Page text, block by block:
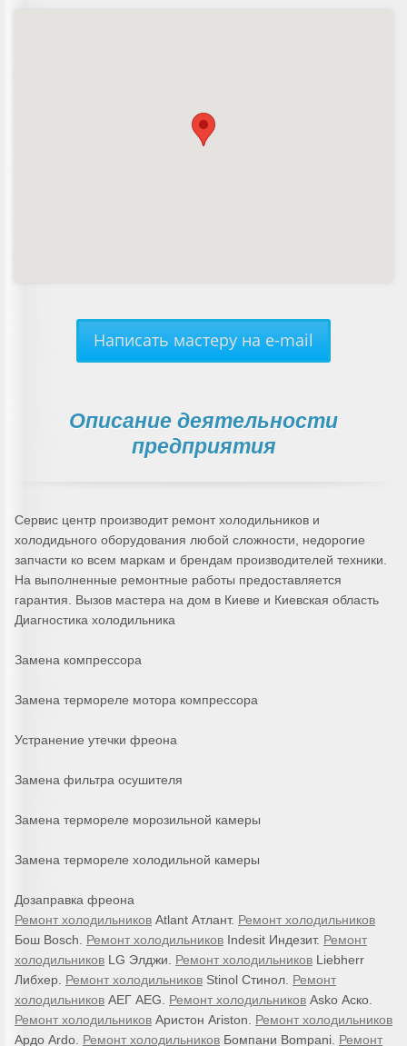
Написать мастеру на e-mail
Описание деятельности
предприятия
Сервис центр производит ремонт холодильников и
холодидьного оборудования любой сложности, недорогие
запчасти ко всем маркам и брендам производителей техники.
На выполненные ремонтные работы предоставляется
гарантия. Вызов мастера на дом в Киеве и Киевская область
Диагностика холодильника
Замена компрессора
Замена термореле мотора компрессора
Устранение утечки фреона
Замена фильтра осушителя
Замена термореле морозильной камеры
Замена термореле холодильной камеры
Дозаправка фреона
Ремонт холодильников Atlant Атлант. Ремонт холодильников
Бош Bosch. Ремонт холодильников Indesit Индезит. Ремонт
холодильников LG Элджи. Ремонт холодильников Liebherr
Либхер. Ремонт холодильников Stinol Стинол. Ремонт
холодильников АЕГ AEG. Ремонт холодильников Asko Аско.
Ремонт холодильников Аристон Ariston. Ремонт холодильников
Ардо Ardo. Ремонт холодильников Бомпани Bompani. Ремонт